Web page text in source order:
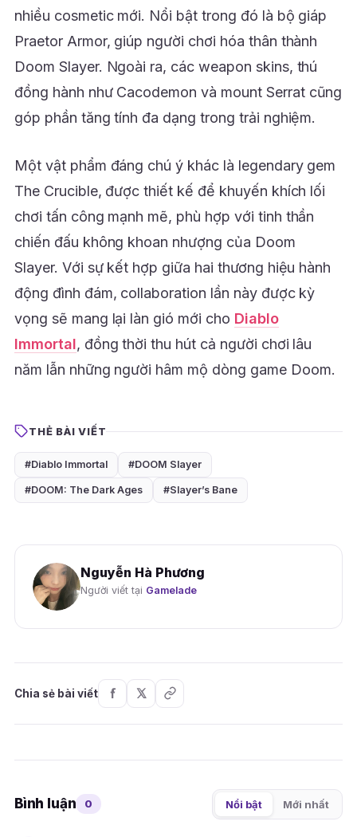
nhiều cosmetic mới. Nổi bật trong đó là bộ giáp
Praetor Armor, giúp người chơi hóa thân thành
Doom Slayer. Ngoài ra, các weapon skins, thú
đồng hành như Cacodemon và mount Serrat cũng
góp phần tăng tính đa dạng trong trải nghiệm.
Một vật phẩm đáng chú ý khác là legendary gem
The Crucible, được thiết kế để khuyến khích lối
chơi tấn công mạnh mẽ, phù hợp với tinh thần
chiến đấu không khoan nhượng của Doom
Slayer. Với sự kết hợp giữa hai thương hiệu hành
động đình đám, collaboration lần này được kỳ
vọng sẽ mang lại làn gió mới cho Diablo
Immortal, đồng thời thu hút cả người chơi lâu
năm lẫn những người hâm mộ dòng game Doom.
THẺ BÀI VIẾT
#Diablo Immortal #DOOM Slayer
#DOOM: The Dark Ages #Slayer’s Bane
Nguyễn Hà Phương
Người viết tại Gamelade
Chia sẻ bài viết
Bình luận 0 Nổi bật Mới nhất